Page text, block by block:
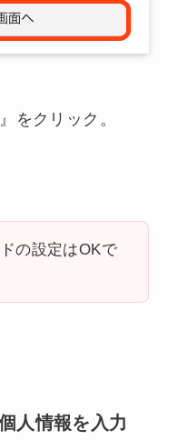
をクリック。
の設定はOKで
人情報を入力